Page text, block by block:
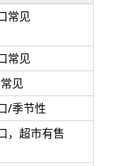
常见
常见
常见
/季节性
，超市有售